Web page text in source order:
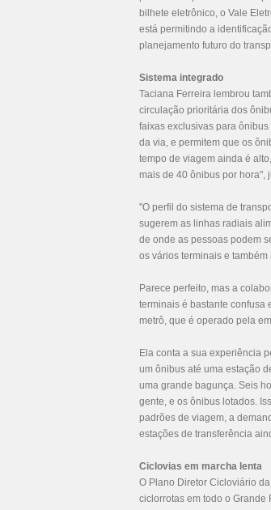
bilhete eletrônico, o Vale
está permitindo a
planejamento futuro do
Sistema integrado
Taciana Ferreira lembrou
circulação prioritária dos
faixas exclusivas para
da via, e permitem que os
tempo de viagem ainda é
mais de 40 ônibus por hora",
"O perfil do sistema de
sugerem as linhas radiais
de onde as pessoas podem
os vários terminais e
Parece perfeito, mas a
terminais é bastante confusa
metrô, que é operado pela
Ela conta a sua experiência
um ônibus até uma estação
uma grande bagunça. Seis
gente, e os ônibus lotados.
padrões de viagem, a
estações de transferência
Ciclovias em marcha lenta
O Plano Diretor Cicloviário
ciclorrotas em todo o Grande